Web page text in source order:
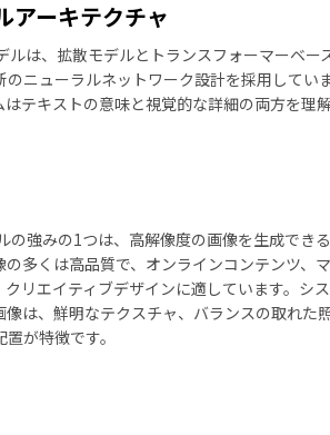
アーキテクチャ
は、拡散モデルとトランスフォーマーベー
ニューラルネットワーク設計を採用してい
テキストの意味と視覚的な詳細の両方を理
強みの1つは、高解像度の画像を生成できる
多くは高品質で、オンラインコンテンツ、マ
リエイティブデザインに適しています。シス
は、鮮明なテクスチャ、バランスの取れた
が特徴です。